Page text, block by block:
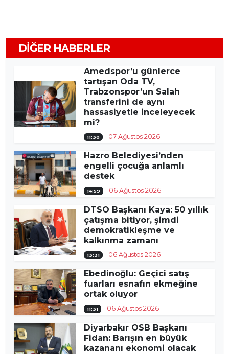
DIĞER HABERLER
Amedspor’u günlerce
tartışan Oda TV,
Trabzonspor’un Salah
transferini de aynı
hassasiyetle inceleyecek
mi?
11:30 07 Ağustos 2026
Hazro Belediyesi’nden
engelli çocuğa anlamlı
destek
14:59 06 Ağustos 2026
DTSO Başkanı Kaya: 50 yıllık
çatışma bitiyor, şimdi
demokratikleşme ve
kalkınma zamanı
13:31 06 Ağustos 2026
Ebedinoğlu: Geçici satış
fuarları esnafın ekmeğine
ortak oluyor
11:31 06 Ağustos 2026
Diyarbakır OSB Başkanı
Fidan: Barışın en büyük
kazananı ekonomi olacak